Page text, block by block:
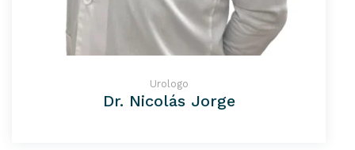
Urologo
Dr. Nicolás Jorge